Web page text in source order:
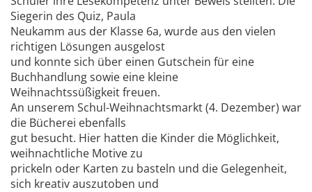
Siegerin des Quiz, Paula
Neukamm aus der Klasse 6a, wurde aus den vielen
richtigen Lösungen ausgelost
und konnte sich über einen Gutschein für eine
Buchhandlung sowie eine kleine
Weihnachtssüßigkeit freuen.
An unserem Schul-Weihnachtsmarkt (4. Dezember) war
die Bücherei ebenfalls
gut besucht. Hier hatten die Kinder die Möglichkeit,
weihnachtliche Motive zu
prickeln oder Karten zu basteln und die Gelegenheit,
sich kreativ auszutoben und